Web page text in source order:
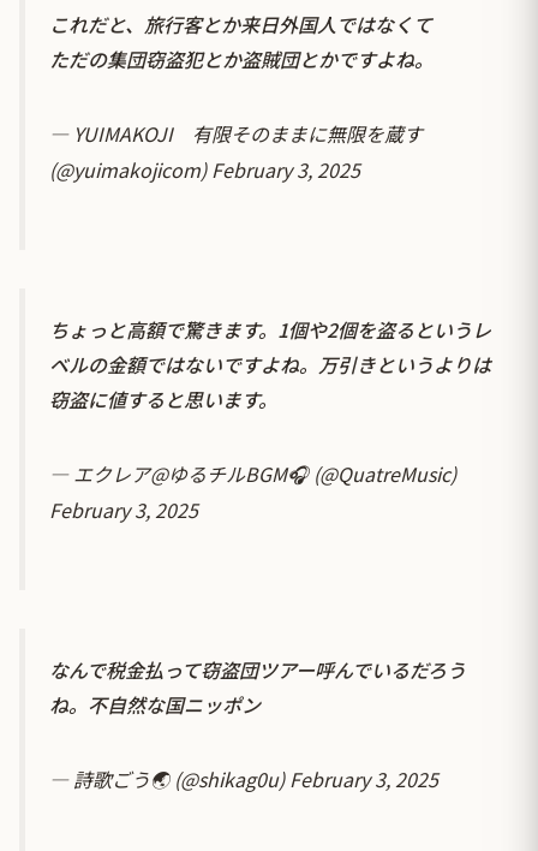
これだと、旅行客とか来日外国人ではなくて
ただの集団窃盗犯とか盗賊団とかですよね。
— YUIMAKOJI 有限そのままに無限を蔵す
(@yuimakojicom)February 3, 2025
ちょっと高額で驚きます。1個や2個を盗るというレ
ベルの金額ではないですよね。万引きというよりは
窃盗に値すると思います。
— エクレア@ゆるチルBGM🎧 (@QuatreMusic)
February 3, 2025
なんで税金払って窃盗団ツアー呼んでいるだろう
ね。不自然な国ニッポン
— 詩歌ごう🌏 (@shikag0u)February 3, 2025